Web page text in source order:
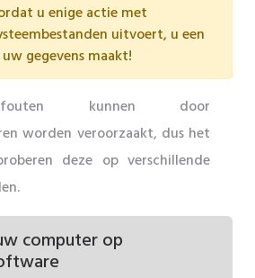
u enige actie met
uitvoert, u een
gegevens maakt!
kunnen door
worden veroorzaakt, dus het
deze op verschillende
computer op